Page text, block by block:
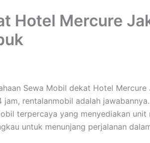
Hotel Mercure
Sewa Mobil dekat Hotel Mercure
rentalanmobil adalah
terpercaya yang menyediakan unit
untuk menunjang perjalanan